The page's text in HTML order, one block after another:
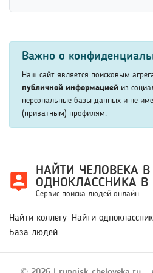
человека.
профессиональные сети,
базы данных. Для повышения
указать должность, период
организации. Это помогает
нужного человека среди
Важно о
Наш сайт является поисковым
публичной информацией из
персональные базы данных и не
(приватным) профилям.
НАЙТИ ЧЕЛОВЕКА
ОДНОКЛАССНИКА В
Сервис поиска людей онлайн
Найти коллегу Найти
База людей